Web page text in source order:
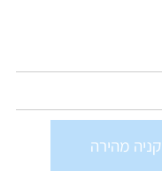
קניה מהירה